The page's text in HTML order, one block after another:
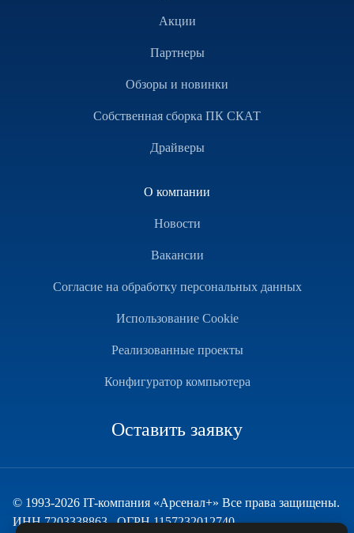
Акции
Партнеры
Обзоры и новинки
Собственная сборка ПК СКАТ
Драйверы
О компании
Новости
Вакансии
Согласие на обработку персональных данных
Использование Cookie
Реализованные проекты
Конфигуратор компьютера
Оставить заявку
© 1993-2026 IT-компания «Арсенал+» Все права защищены.
ИНН 7203338863 , ОГРН 1157232012740